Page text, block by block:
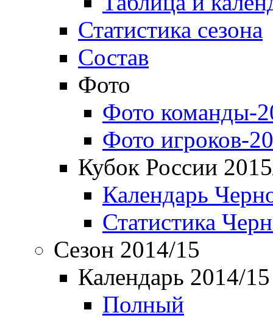
Статистика сезона
Состав
Фото
Фото команды-
Фото игроков-
Кубок России
Календарь
Статистика
Сезон 2014/15
Календарь 2014/15
Полный